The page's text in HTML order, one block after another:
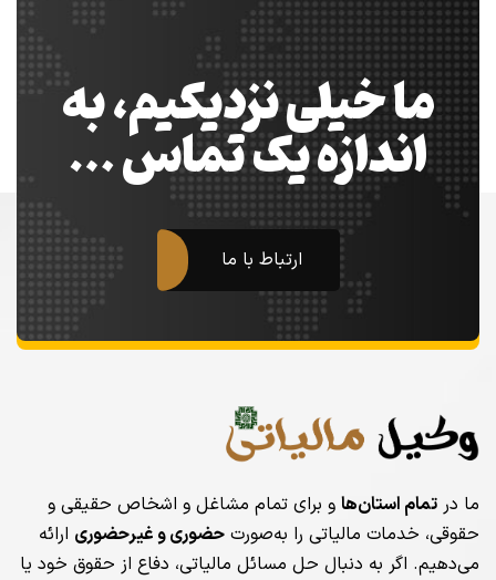
ما خیلی نزدیکیم، به
اندازه یک تماس …
ارتباط با ما
ما در تمام استان‌ها و برای تمام مشاغل و اشخاص حقیقی و
حقوقی، خدمات مالیاتی را به‌صورت حضوری و غیرحضوری ارائه
می‌دهیم. اگر به دنبال حل مسائل مالیاتی، دفاع از حقوق خود یا